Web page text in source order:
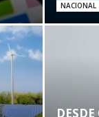
NACIONAL